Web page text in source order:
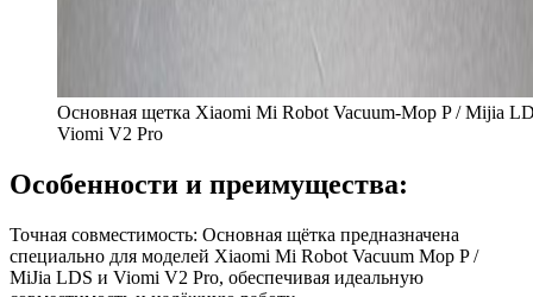
Основная щетка Xiaomi Mi Robot Vacuum-Mop P / Mijia
Viomi V2 Pro
Особенности и преимущества:
Точная совместимость: Основная щётка предназначена
специально для моделей Xiaomi Mi Robot Vacuum Mop P /
MiJia LDS и Viomi V2 Pro, обеспечивая идеальную